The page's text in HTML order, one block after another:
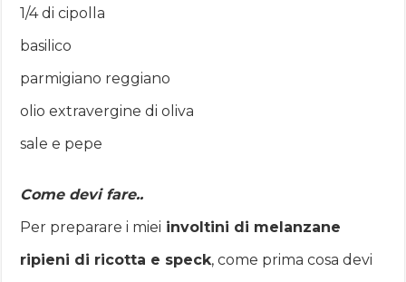
1/4 di cipolla
basilico
parmigiano reggiano
olio extravergine di oliva
sale e pepe
Come devi fare..
Per preparare i miei involtini di melanzane
ripieni di ricotta e speck, come prima cosa devi